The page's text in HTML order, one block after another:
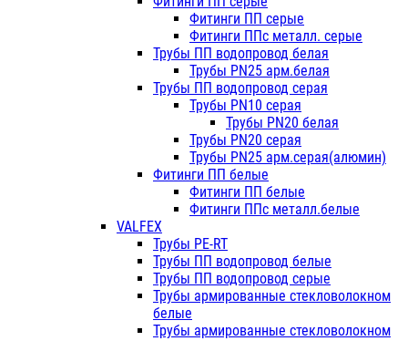
Фитинги ПП серые
Фитинги ППс металл. серые
Трубы ПП водопровод белая
Трубы PN25 арм.белая
Трубы ПП водопровод серая
Трубы PN10 серая
Трубы PN20 белая
Трубы PN20 серая
Трубы PN25 арм.серая(алюмин)
Фитинги ПП белые
Фитинги ПП белые
Фитинги ППс металл.белые
VALFEX
Трубы PE-RT
Трубы ПП водопровод белые
Трубы ПП водопровод серые
Трубы армированные стекловолокном
белые
Трубы армированные стекловолокном